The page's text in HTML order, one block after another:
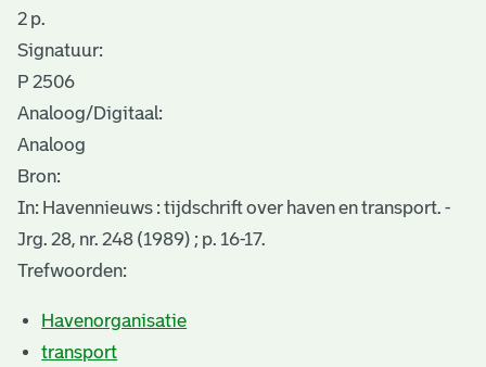
2 p.
Signatuur:
P 2506
Analoog/Digitaal:
Analoog
Bron:
In: Havennieuws : tijdschrift over haven en transport. -
Jrg. 28, nr. 248 (1989) ; p. 16-17.
Trefwoorden:
Havenorganisatie
transport